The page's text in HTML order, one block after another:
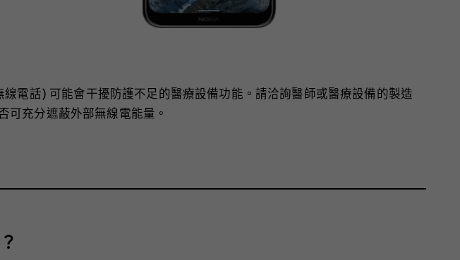
電話) 可能會干擾防護不足的醫療設備功能。請洽詢醫師或醫療設備的製造
可充分遮蔽外部無線電能量。